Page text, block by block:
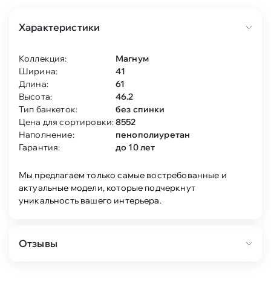
Характеристики
Коллекция:
Магнум
Ширина:
41
Длина:
61
Высота:
46.2
Тип банкеток:
без спинки
Цена для сортировки:8552
Наполнение:
пенополиуретан
Гарантия:
до 10 лет
Мы предлагаем только самые востребованные и
актуальные модели, которые подчеркнут
уникальность вашего интерьера.
Отзывы